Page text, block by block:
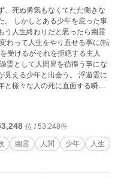
、死ぬ勇気もなくてただ働きな
た事
う人生終わりだと思ったら幽霊
受けるがそれを拒絶する主人
少年と出会う。 浮遊霊に
と様々な人の死に直面する瞬間
位 / 53,248件
幽霊 人間 少年
人生